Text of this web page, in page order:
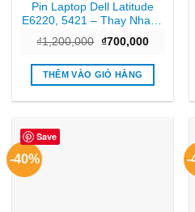
Pin Laptop Dell Latitude
E6220, 5421 – Thay Nhanh
Lấy Liền – Giá Rẻ TPHCM
₫1,200,000 Giá
là:
₫1,200,000.
₫700,000Giá
tại
₫700,000.
THÊM VÀO GIỎ HÀNG
Save
-40% -